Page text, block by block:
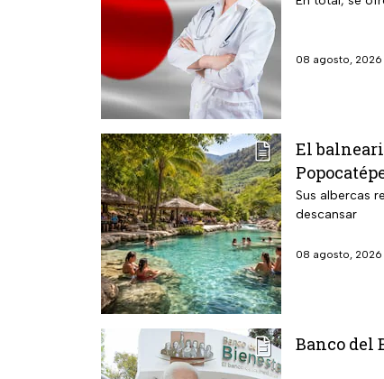
08 agosto, 2026
El
Sus albercas
descansar
08 agosto, 2026
Banco del